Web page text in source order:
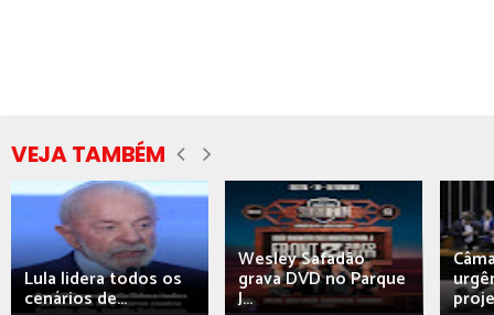
VEJA TAMBÉM
Lula lidera todos os
cenários de...
Wesley Safadão
grava DVD no Parque
J...